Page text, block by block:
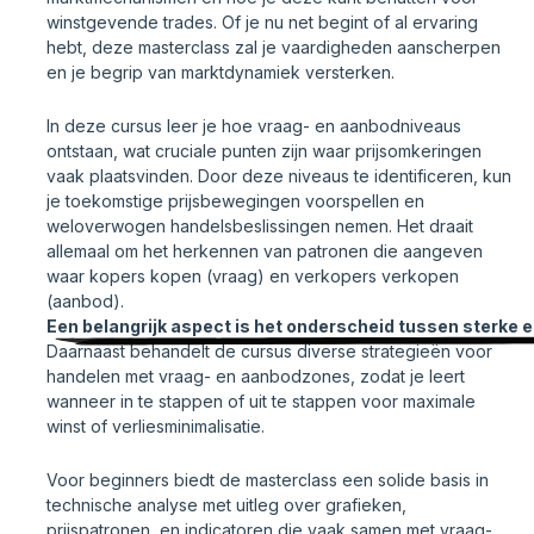
winstgevende trades. Of je nu net begint of al ervaring
hebt, deze masterclass zal je vaardigheden aanscherpen
en je begrip van marktdynamiek versterken.
In deze cursus leer je hoe vraag- en aanbodniveaus
ontstaan, wat cruciale punten zijn waar prijsomkeringen
vaak plaatsvinden. Door deze niveaus te identificeren, kun
je toekomstige prijsbewegingen voorspellen en
weloverwogen handelsbeslissingen nemen. Het draait
allemaal om het herkennen van patronen die aangeven
waar kopers kopen (vraag) en verkopers verkopen
(aanbod).
Een belangrijk aspect is het onderscheid tussen sterke
Daarnaast behandelt de cursus diverse strategieën voor
handelen met vraag- en aanbodzones, zodat je leert
wanneer in te stappen of uit te stappen voor maximale
winst of verliesminimalisatie.
Voor beginners biedt de masterclass een solide basis in
technische analyse met uitleg over grafieken,
prijspatronen, en indicatoren die vaak samen met vraag-